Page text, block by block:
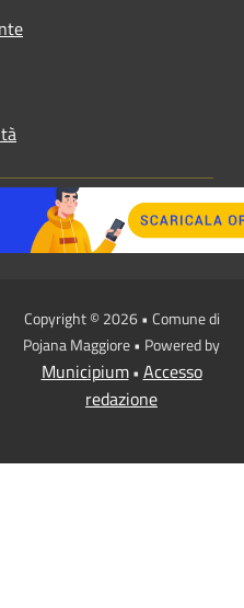
Copyright © 2026 • Comune di
Pojana Maggiore • Powered by
Municipium• Accesso
redazione